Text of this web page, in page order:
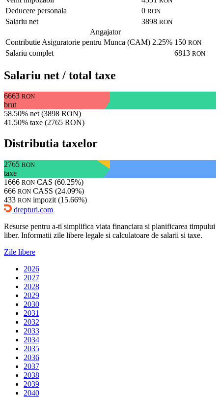
Deducere personala 0 RON
Salariu net 3898 RON
Angajator
Contributie Asiguratorie pentru Munca (CAM) 2.25% 150 RON
Salariu complet 6813 RON
Salariu net / total taxe
6663 RON
brut
58.50% net (3898 RON)
41.50% taxe (2765 RON)
Distributia taxelor
2765 RON
taxe
1666 RON CAS (60.25%)
666 RON CASS (24.09%)
433 RON impozit (15.66%)
drepturi.com
Resurse pentru a-ti simplifica viata financiara si planificarea timpului
liber. Informatii zile libere legale si calculatoare de salarii si taxe.
Zile libere
2026
2027
2028
2029
2030
2031
2032
2033
2034
2035
2036
2037
2038
2039
2040